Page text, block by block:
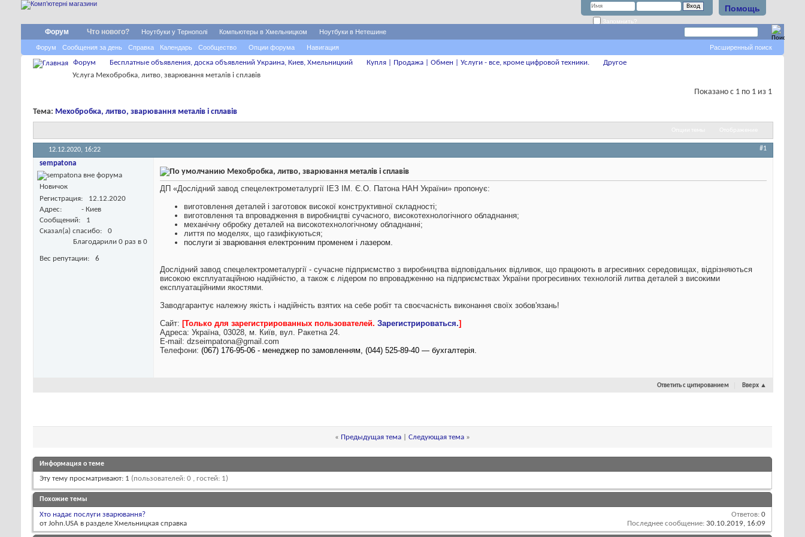
Помощь
Запомнить?
Форум
Форум Сообщения за день Справка Календарь Сообщество Опции форума Навигация
Что нового? Ноутбуки у Тернополі Компьютеры в Хмельницком Ноутбуки в Нетешине
Расширенный поиск
Форум Бесплатные объявления, доска объявлений Украина, Киев, Хмельницкий Купля | Продажа | Обмен | Услуги - все, кроме цифровой техники.
Другое
Услуга Мехобробка, литво, зварювання металів і сплавів
Показано с 1 по 1 из 1
Тема: Мехобробка, литво, зварювання металів і сплавів
12.12.2020, 16:22 #1
sempatona
Новичок
Регистрация
12.12.2020
Адрес
- Киев
Сообщений
1
Сказал(а) спасибо
0
Благодарили 0 раз в 0
Вес репутации 6
Мехобробка, литво, зварювання металів і сплавів
ДП «Дослідний завод спецелектрометалургії ІЕЗ ІМ. Є.О. Патона НАН України» пропонує:
виготовлення деталей і заготовок високої конструктивної складності;
виготовлення та впровадження в виробництві сучасного, високотехнологічного обладнання;
механічну обробку деталей на високотехнологічному обладнанні;
лиття по моделях, що газифікуються;
послуги зі зварювання електронним променем і лазером.
Дослідний завод спецелектрометалургії - сучасне підприємство з виробництва відповідальних відливок, що працюють в агресивних середовищах, відрізняються
високою експлуатаційною надійністю, а також є лідером по впровадженню на підприємствах України прогресивних технологій литва деталей з високими
експлуатаційними якостями.
Заводгарантує належну якість і надійність взятих на себе робіт та своєчасність виконання своїх зобов'язань!
Сайт: [Только для зарегистрированных пользователей. Зарегистрироваться.]
Адреса: Україна, 03028, м. Київ, вул. Ракетна 24.
E-mail: dzseimpatona@gmail.com
Телефони: (067) 176-95-06 - менеджер по замовленням, (044) 525-89-40 — бухгалтерія.
Ответить с цитированием Вверх ▲
« Предыдущая тема Следующая тема »
Информация о теме
Эту тему просматривают: 1 (пользователей: 0 , гостей: 1)
Похожие темы
Хто надає послуги зварювання?
от John.USA в разделе Хмельницкая справка
Ответов: 0
Последнее сообщение: 30.10.2019, 16:09